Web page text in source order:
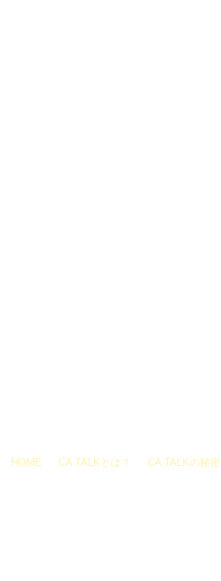
HOME CA TALKとは？ CA TALKの秘密